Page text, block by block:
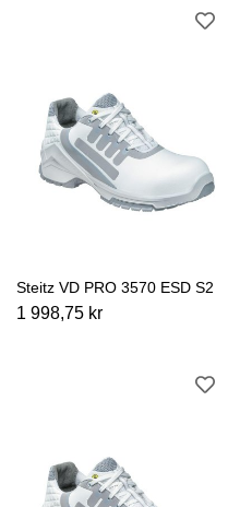
Steitz VD PRO 3570 ESD S2
1 998,75 kr